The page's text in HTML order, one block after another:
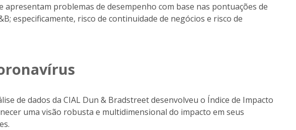
apresentam problemas de desempenho com base nas pontuações de
especificamente, risco de continuidade de negócios e risco de
de dados da CIAL Dun & Bradstreet desenvolveu o Índice de Impacto
uma visão robusta e multidimensional do impacto em seus